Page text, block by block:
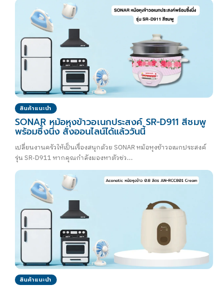
สินค้าแนะนำ
SONAR หม้อหุงข้าวอเนกประสงค์ SR-D911 สีชมพู
พร้อมซึ้งนึ่ง สั่งออนไลน์ได้แล้ววันนี้
เปลี่ยนงานครัวให้เป็นเรื่องสนุกด้วย SONAR หม้อหุงข้าวอเนกประสงค์
รุ่น SR-D911 หากคุณกำลังมองหาตัวช่ว...
สินค้าแนะนำ